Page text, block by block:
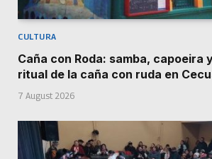
CULTURA
Caña con Roda: samba, capoeira
ritual de la caña con ruda en
7 August 2026